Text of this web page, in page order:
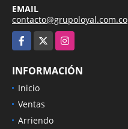
EMAIL
contacto@grupoloyal.com.co
Facebook
Instagram
INFORMACIÓN
Inicio
Ventas
Arriendo